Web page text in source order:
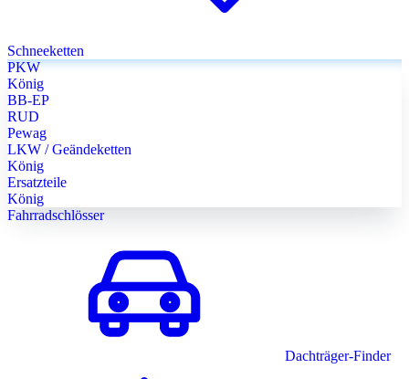
Schneeketten
PKW
König
BB-EP
RUD
Pewag
LKW / Geändeketten
König
Ersatzteile
König
Fahrradschlösser
Dachträger-Finder